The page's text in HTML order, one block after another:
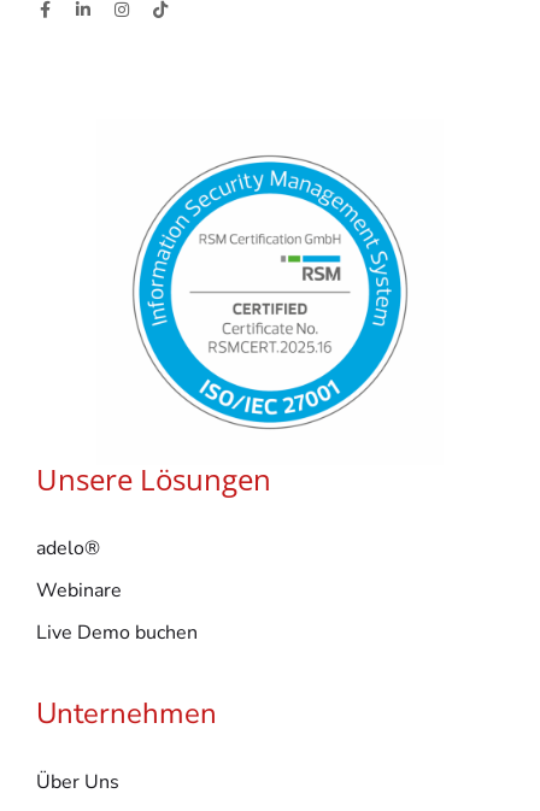
Unsere Lösungen
adelo®
Webinare
Live Demo buchen
Unternehmen
Über Uns